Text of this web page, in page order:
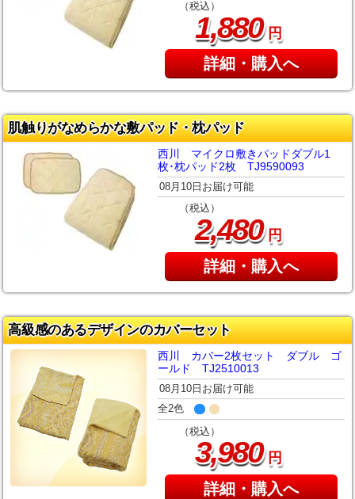
（税込）
1,880円
詳細・購入へ
肌触りがなめらかな敷パッド・枕パッド
西川 マイクロ敷きパッドダブル1
枚･枕パッド2枚 TJ9590093
08月10日お届け可能
（税込）
2,480円
詳細・購入へ
高級感のあるデザインのカバーセット
西川 カバー2枚セット ダブル ゴ
ールド TJ2510013
08月10日お届け可能
全2色
（税込）
3,980円
詳細・購入へ